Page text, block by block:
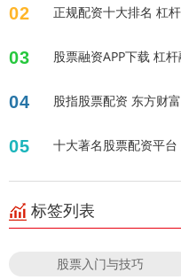
02 正规配资十大排名 杠
03 股票融资APP下载 杠
04 股指股票配资 东方财
05 十大著名股票配资平
标签列表
股票入门与技巧